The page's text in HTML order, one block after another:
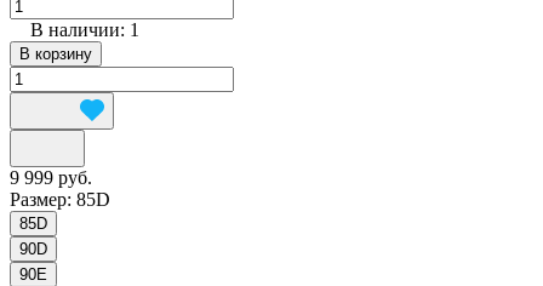
В наличии: 1
В корзину
9 999 руб.
Размер: 85D
85D
90D
90E